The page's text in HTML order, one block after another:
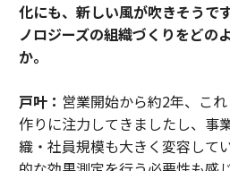
化にも、新しい風が吹きそうで
ノロジーズの組織づくりをどの
か。
戸叶： 営業開始から約2年、こ
作りに注力してきましたし、事
織・社員規模も大きく変容して